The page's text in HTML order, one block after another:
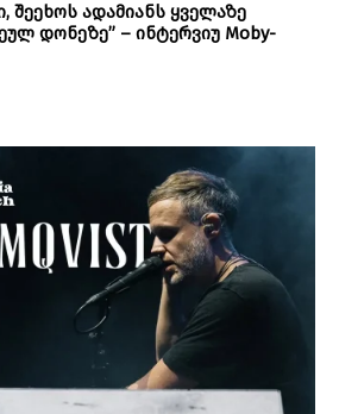
შეეხოს ადამიანს ყველაზე
დონეზე” – ინტერვიუ Moby-